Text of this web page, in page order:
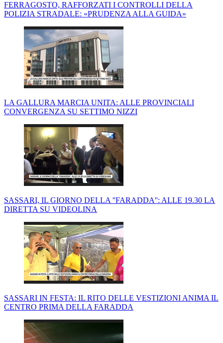
FERRAGOSTO, RAFFORZATI I CONTROLLI DELLA
POLIZIA STRADALE: «PRUDENZA ALLA GUIDA»
LA GALLURA MARCIA UNITA: ALLE PROVINCIALI
CONVERGENZA SU SETTIMO NIZZI
SASSARI, IL GIORNO DELLA ''FARADDA'': ALLE 19.30 LA
DIRETTA SU VIDEOLINA
SASSARI IN FESTA: IL RITO DELLE VESTIZIONI ANIMA IL
CENTRO PRIMA DELLA FARADDA